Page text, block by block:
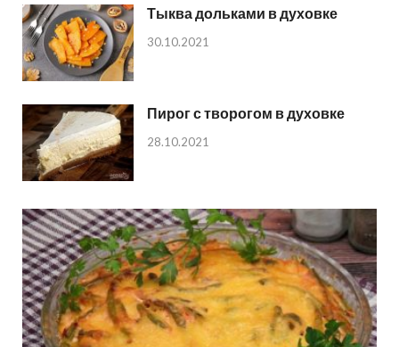
Тыква дольками в духовке
30.10.2021
Пирог с творогом в духовке
28.10.2021